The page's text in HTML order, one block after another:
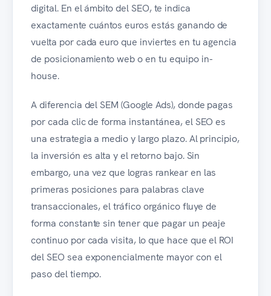
digital. En el ámbito del SEO, te indica
exactamente cuántos euros estás ganando de
vuelta por cada euro que inviertes en tu agencia
de posicionamiento web o en tu equipo in-
house.
A diferencia del SEM (Google Ads), donde pagas
por cada clic de forma instantánea, el SEO es
una estrategia a medio y largo plazo. Al principio,
la inversión es alta y el retorno bajo. Sin
embargo, una vez que logras rankear en las
primeras posiciones para palabras clave
transaccionales, el tráfico orgánico fluye de
forma constante sin tener que pagar un peaje
continuo por cada visita, lo que hace que el ROI
del SEO sea exponencialmente mayor con el
paso del tiempo.